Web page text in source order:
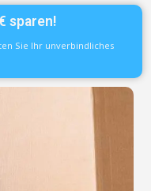
sparen!
Sie Ihr unverbindliches